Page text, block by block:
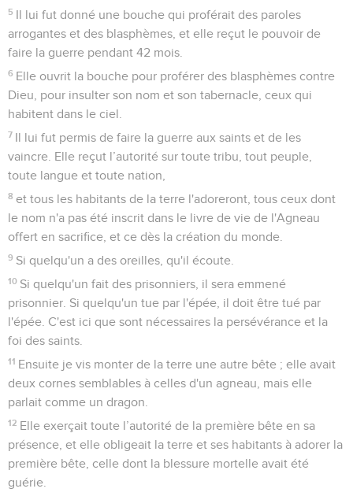
5 Il lui fut donné une bouche qui proférait des paroles
arrogantes et des blasphèmes, et elle reçut le pouvoir de
faire la guerre pendant 42 mois.
6 Elle ouvrit la bouche pour proférer des blasphèmes contre
Dieu, pour insulter son nom et son tabernacle, ceux qui
habitent dans le ciel.
7 Il lui fut permis de faire la guerre aux saints et de les
vaincre. Elle reçut l’autorité sur toute tribu, tout peuple,
toute langue et toute nation,
8 et tous les habitants de la terre l'adoreront, tous ceux dont
le nom n'a pas été inscrit dans le livre de vie de l'Agneau
offert en sacrifice, et ce dès la création du monde.
9 Si quelqu'un a des oreilles, qu'il écoute.
10 Si quelqu'un fait des prisonniers, il sera emmené
prisonnier. Si quelqu'un tue par l'épée, il doit être tué par
l'épée. C'est ici que sont nécessaires la persévérance et la
foi des saints.
11 Ensuite je vis monter de la terre une autre bête ; elle avait
deux cornes semblables à celles d'un agneau, mais elle
parlait comme un dragon.
12 Elle exerçait toute l’autorité de la première bête en sa
présence, et elle obligeait la terre et ses habitants à adorer la
première bête, celle dont la blessure mortelle avait été
guérie.